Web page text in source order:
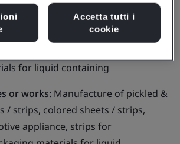
of pickled & galvanized
sheets / strips, strips for
for liquid containing
or works: Manufacture of pickled &
/ strips, colored sheets / strips,
appliance, strips for
Accetta tutti i
cookie